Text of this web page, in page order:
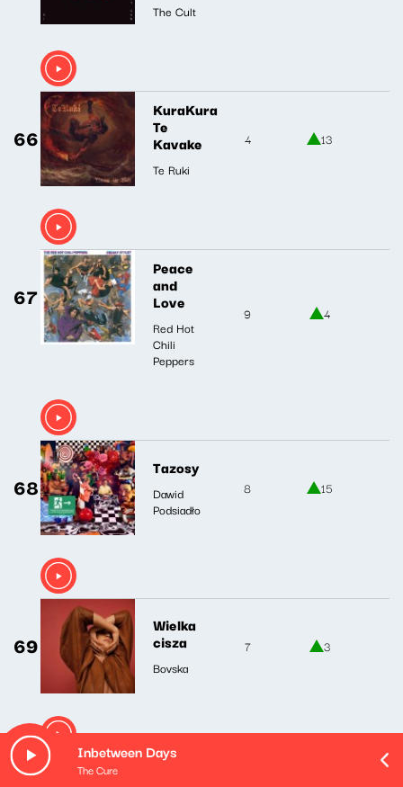
Inbetween Days
The Cure
The Cult
66
KuraKura
Te
Kavake
Te Ruki
4 13
67
Peace
and
Love
Red Hot
Chili
Peppers
9 4
68
Tazosy
Dawid
Podsiadło
8 15
69
Wielka
cisza
Bovska
7 3